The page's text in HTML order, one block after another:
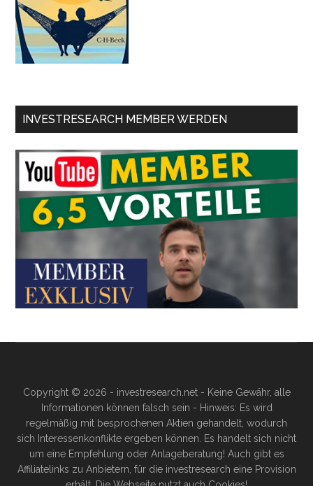
INVESTRESEARCH MEMBER WERDEN
Copyright © 2026 - investresearch.net - Keine Gewähr, alle
Informationen können falsch sein - Hinweis: Es wird
regelmäßig mit besprochenen Aktien gehandelt, wodurch
sich Interessenkonflikte ergeben können. Es handelt sich nicht
um eine Empfehlung oder Anlageberatung! Auch gibt es
Affiliatelinks zu Anbietern, für die investresearch eine Provision